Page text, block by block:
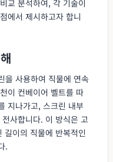
교 분석하여, 각 기술이
에서 제시하고자 합니
을 사용하여 직물에 연속
이 컨베이어 벨트를 따
지나가고, 스크린 내부
사합니다. 이 방식은 고
이의 직물에 반복적인
.